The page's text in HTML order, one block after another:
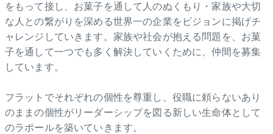
をもって接し、お菓子を通して人のぬくもり・家族や大切
な人との繋がりを深める世界一の企業をビジョンに掲げチ
ャレンジしていきます。家族や社会が抱える問題を、お菓
子を通して一つでも多く解決していくために、仲間を募集
しています。
フラットでそれぞれの個性を尊重し、役職に頼らないあり
のままの個性がリーダーシップを図る新しい生命体として
のラポールを築いていきます。